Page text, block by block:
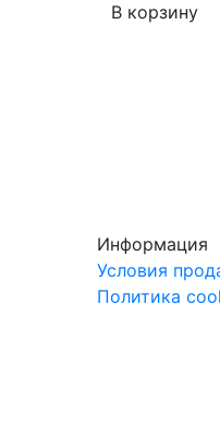
В корзину
Информация
Условия
Политика